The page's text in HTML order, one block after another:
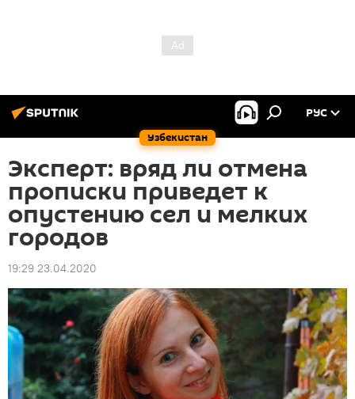
Узбекистан
РУС
Эксперт: вряд ли отмена
прописки приведет к
опустению сел и мелких
городов
19:29 23.04.2020